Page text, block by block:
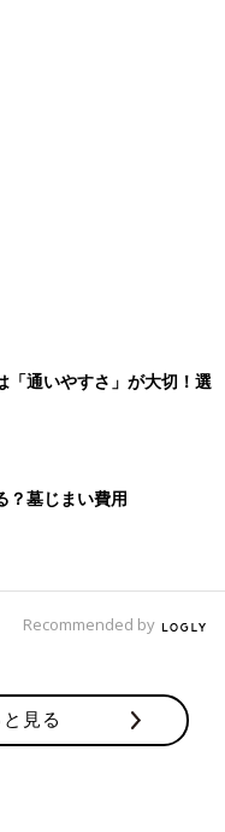
ナリスト対談】みん
これからの不妊治療はど
えてきた課題とは？ 約
携わってこられて、ずい
のでしたか？
のベビーであるルイー
「通いやすさ」が大切！選
？墓じまい費用
Recommended by
見る